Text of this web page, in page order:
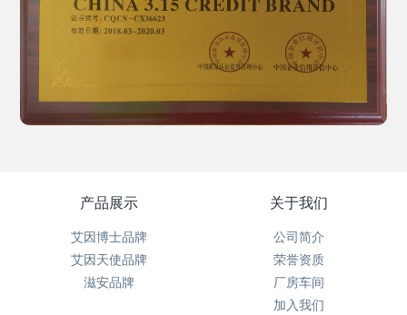
产品展示
艾因博士品牌
艾因天使品牌
滋安品牌
关于我们
公司简介
荣誉资质
厂房车间
加入我们